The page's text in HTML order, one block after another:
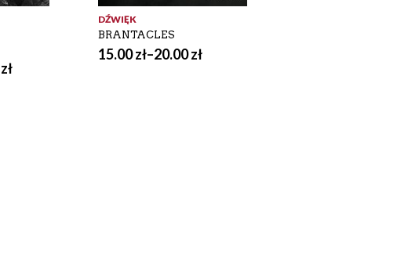
zł
DŹWIĘK
BRANTACLES
15.00zł–20.00zł